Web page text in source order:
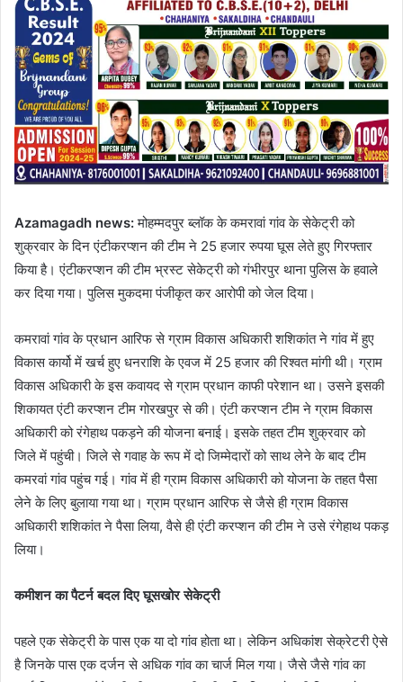
Azamagadh news:मोहम्मदपुर ब्लॉक के कमरावां गांव के सेकेट्री को
शुक्रवार के दिन एंटीकरप्शन की टीम ने 25 हजार रुपया घूस लेते हुए गिरफ्तार
किया है। एंटीकरप्शन की टीम भ्रस्ट सेकेट्री को गंभीरपुर थाना पुलिस के हवाले
कर दिया गया। पुलिस मुकदमा पंजीकृत कर आरोपी को जेल दिया।
कमरावां गांव के प्रधान आरिफ से ग्राम विकास अधिकारी शशिकांत ने गांव में हुए
विकास कार्यो में खर्च हुए धनराशि के एवज में 25 हजार की रिश्वत मांगी थी। ग्राम
विकास अधिकारी के इस कवायद से ग्राम प्रधान काफी परेशान था। उसने इसकी
शिकायत एंटी करप्शन टीम गोरखपुर से की। एंटी करप्शन टीम ने ग्राम विकास
अधिकारी को रंगेहाथ पकड़ने की योजना बनाई। इसके तहत टीम शुक्रवार को
जिले में पहुंची। जिले से गवाह के रूप में दो जिम्मेदारों को साथ लेने के बाद टीम
कमरवां गांव पहुंच गई। गांव में ही ग्राम विकास अधिकारी को योजना के तहत पैसा
लेने के लिए बुलाया गया था। ग्राम प्रधान आरिफ से जैसे ही ग्राम विकास
अधिकारी शशिकांत ने पैसा लिया, वैसे ही एंटी करप्शन की टीम ने उसे रंगेहाथ पकड़
लिया।
कमीशन का पैटर्न बदल दिए घूसखोर सेकेट्री
पहले एक सेकेट्री के पास एक या दो गांव होता था। लेकिन अधिकांश सेक्रेटरी ऐसे
है जिनके पास एक दर्जन से अधिक गांव का चार्ज मिल गया। जैसे जैसे गांव का